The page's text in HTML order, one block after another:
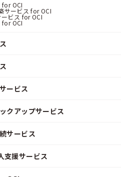
for OCI
サービス for OCI
ービス for OCI
for OCI
ービス
クアップサービス
サービス
支援サービス